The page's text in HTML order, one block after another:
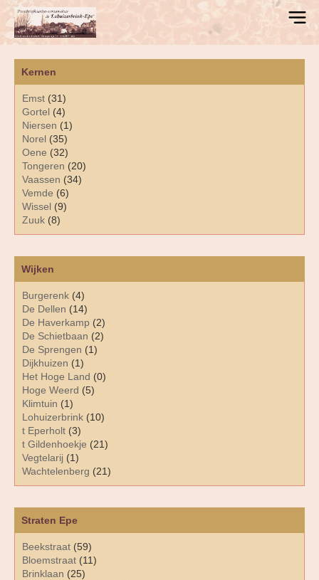
Kernen
Emst (31)
Gortel (4)
Niersen (1)
Norel (35)
Oene (32)
Tongeren (20)
Vaassen (34)
Vemde (6)
Wissel (9)
Zuuk (8)
Straten Epe
Beekstraat (59)
Bloemstraat (11)
Brinklaan (25)
Wijken
Burgerenk (4)
De Dellen (14)
De Haverkamp (2)
De Schietbaan (2)
De Sprengen (1)
Dijkhuizen (1)
Het Hoge Land (0)
Hoge Weerd (5)
Klimtuin (1)
Lohuizerbrink (10)
t Eperholt (3)
t Gildenhoekje (21)
Vegtelarij (1)
Wachtelenberg (21)